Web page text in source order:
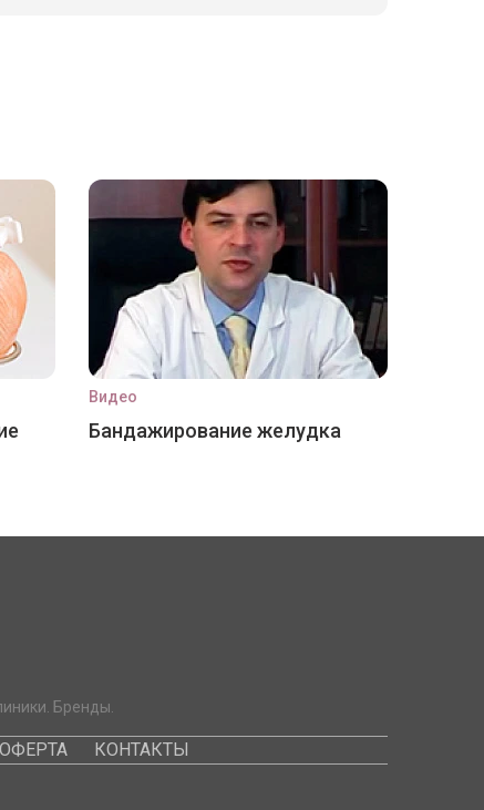
Видео
Бандажирование желудка
Бренды.
КОНТАКТЫ